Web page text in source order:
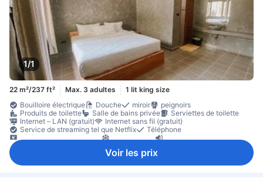
1/1
22 m²/237 ft² Max. 3 adultes
1 lit king size
Bouilloire électrique
Douche miroir
peignoirs
Produits de toilette
Salle de bains privée
Serviettes de toilette
Internet – LAN (gratuit)
Internet sans fil (gratuit)
Service de streaming tel que Netflix
Téléphone
Télévision câble/satellite
Réfrigérateur Bureau
Voir les prix